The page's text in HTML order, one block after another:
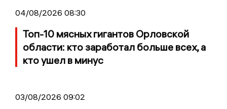
04/08/2026 08:30
Топ-10 мясных гигантов Орловской
области: кто заработал больше всех, а
кто ушел в минус
03/08/2026 09:02